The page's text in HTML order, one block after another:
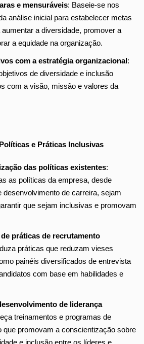
e mensuráveis: Baseie-se nos
análise inicial para estabelecer metas
a diversidade, promover a
a equidade na organização.
com a estratégia organizacional:
de diversidade e inclusão
com a visão, missão e valores da
e Práticas Inclusivas
das políticas existentes:
as políticas da empresa, desde
desenvolvimento de carreira, sejam
que sejam inclusivas e promovam
práticas de recrutamento
práticas que reduzam vieses
painéis diversificados de entrevista
com base em habilidades e
de liderança
treinamentos e programas de
que promovam a conscientização sobre
e inclusão entre os líderes e